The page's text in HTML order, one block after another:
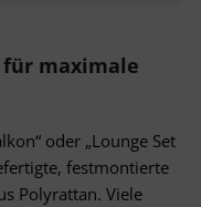
für maximale
oder „Lounge Set
festmontierte
Polyrattan. Viele